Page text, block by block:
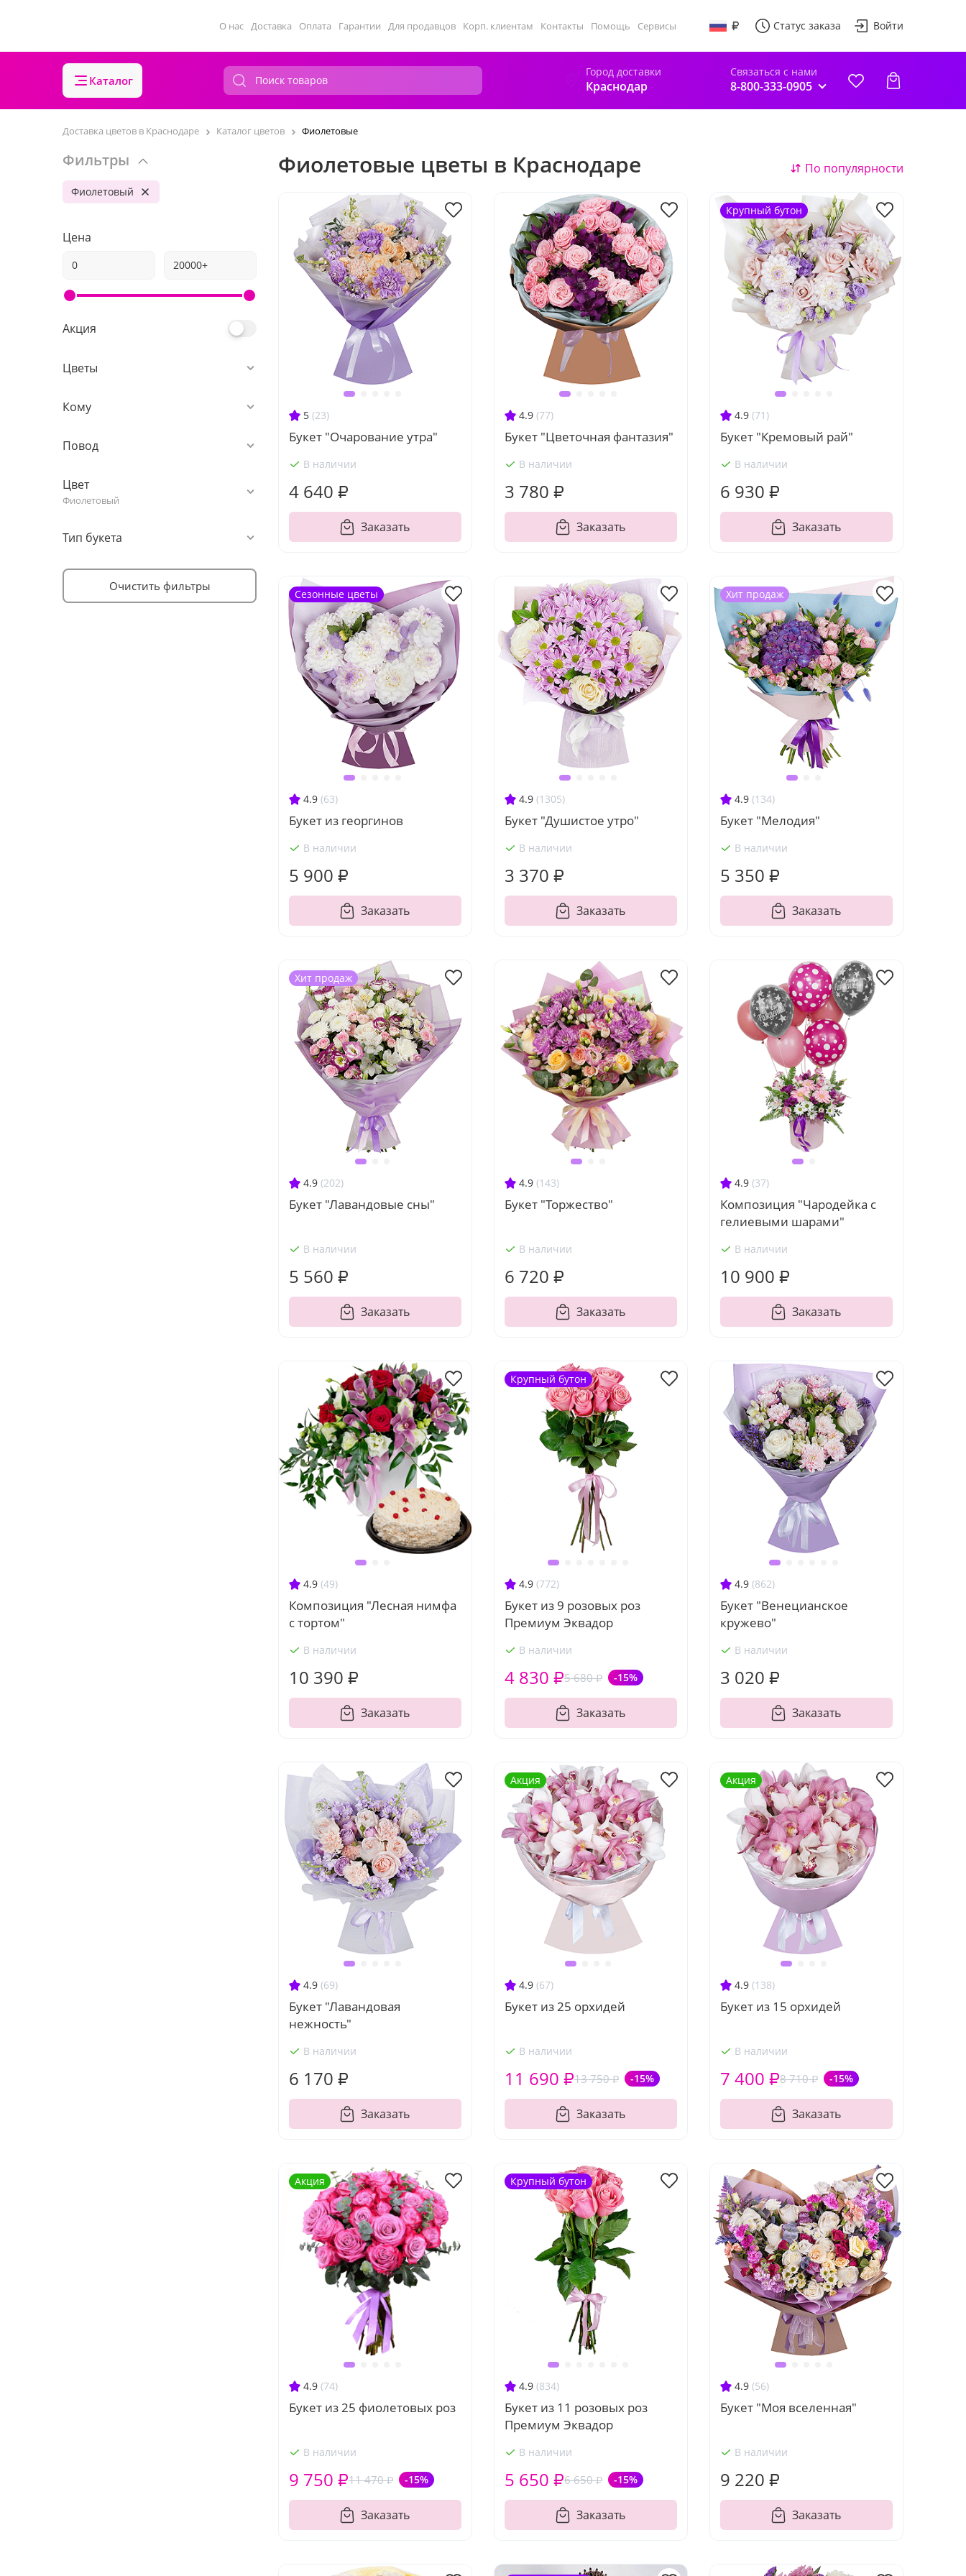
О нас Доставка Оплата Гарантии Для продавцов Корп. клиентам Контакты Помощь Сервисы Статус заказа Войти
Каталог
Город доставки
Краснодар
Связаться с нами
8-800-333-0905
Доставка цветов в Краснодаре Каталог цветов Фиолетовые
Фильтры
Фиолетовый
Цена
Акция
Цветы
Кому
Повод
Цвет
Фиолетовый
Тип букета
Очистить фильтры
Фиолетовые цветы в Краснодаре По популярности
5 (23)
Букет "Очарование утра"
В наличии
4 640 ₽
Заказать
4.9 (77)
Букет "Цветочная фантазия"
В наличии
3 780 ₽
Заказать
4.9 (71)
Букет "Кремовый рай"
В наличии
6 930 ₽
Заказать
Крупный бутон
4.9 (63)
Букет из георгинов
В наличии
5 900 ₽
Заказать
Сезонные цветы
4.9 (1305)
Букет "Душистое утро"
В наличии
3 370 ₽
Заказать
4.9 (134)
Букет "Мелодия"
В наличии
5 350 ₽
Заказать
Хит продаж
4.9 (202)
Букет "Лавандовые сны"
В наличии
5 560 ₽
Заказать
Хит продаж
4.9 (143)
Букет "Торжество"
В наличии
6 720 ₽
Заказать
4.9 (37)
Композиция "Чародейка с
гелиевыми шарами"
В наличии
10 900 ₽
Заказать
4.9 (49)
Композиция "Лесная нимфа
с тортом"
В наличии
10 390 ₽
Заказать
4.9 (772)
Букет из 9 розовых роз
Премиум Эквадор
В наличии
5 680 ₽ -15%
4 830 ₽
Заказать
Крупный бутон
4.9 (862)
Букет "Венецианское
кружево"
В наличии
3 020 ₽
Заказать
4.9 (69)
Букет "Лавандовая
нежность"
В наличии
6 170 ₽
Заказать
4.9 (67)
Букет из 25 орхидей
В наличии
13 750 ₽ -15%
11 690 ₽
Заказать
Акция
4.9 (138)
Букет из 15 орхидей
В наличии
8 710 ₽ -15%
7 400 ₽
Заказать
Акция
4.9 (74)
Букет из 25 фиолетовых роз
В наличии
11 470 ₽ -15%
9 750 ₽
Заказать
Акция
4.9 (834)
Букет из 11 розовых роз
Премиум Эквадор
В наличии
6 650 ₽ -15%
5 650 ₽
Заказать
Крупный бутон
4.9 (56)
Букет "Моя вселенная"
В наличии
9 220 ₽
Заказать